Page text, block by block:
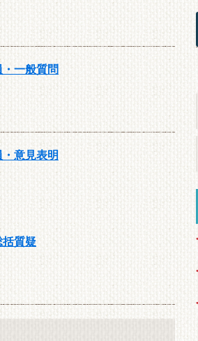
一般質問
意見表明
括質疑